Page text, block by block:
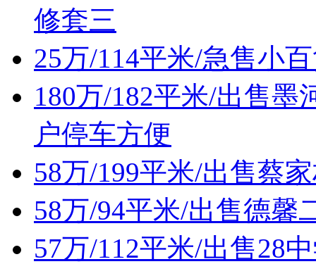
修套三
25万/114平米/急售小
180万/182平米/出售
户停车方便
58万/199平米/出售蔡
58万/94平米/出售德馨
57万/112平米/出售28